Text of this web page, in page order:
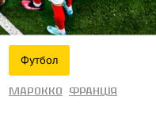
Футбол
Марокко Франція